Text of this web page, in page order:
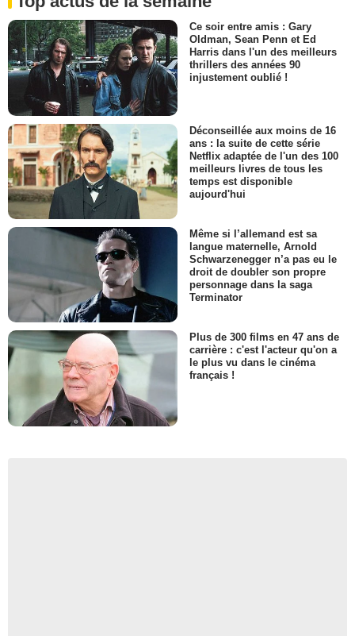
Ce soir entre amis : Gary
Oldman, Sean Penn et Ed
Harris dans l'un des meilleurs
thrillers des années 90
injustement oublié !
Déconseillée aux moins de 16
ans : la suite de cette série
Netflix adaptée de l'un des 100
meilleurs livres de tous les
temps est disponible
aujourd'hui
Même si l’allemand est sa
langue maternelle, Arnold
Schwarzenegger n’a pas eu le
droit de doubler son propre
personnage dans la saga
Terminator
Plus de 300 films en 47 ans de
carrière : c'est l'acteur qu'on a
le plus vu dans le cinéma
français !